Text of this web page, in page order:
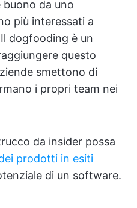
da uno
più interessati a
dogfooding è un
questo
smettono di
i propri team nei
da insider possa
prodotti in esiti
di un software.